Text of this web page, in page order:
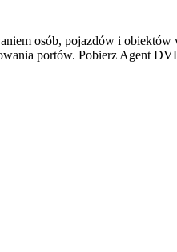
osób, pojazdów i
portów. Pobierz Agent